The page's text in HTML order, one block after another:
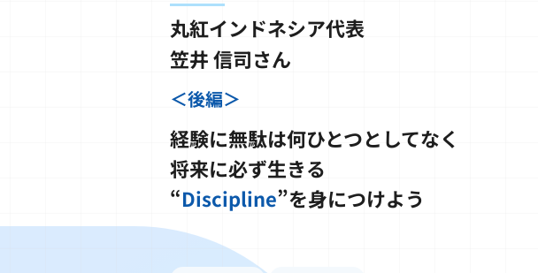
丸紅インドネシア代表
笠井 信司さん
＜後編＞
経験に無駄は何ひとつとしてなく
将来に必ず生きる
“Discipline”を身につけよう